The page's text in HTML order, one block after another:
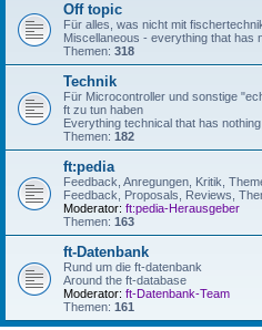
Off topic
Für alles, was nicht mit
Miscellaneous - everything that has
Themen: 318
Technik
Für Microcontroller und sonstige
ft zu tun haben
Everything technical that has
Themen: 182
ft:pedia
Feedback, Anregungen, Kritik,
Feedback, Proposals, Reviews,
Moderator: ft:pedia-Herausgeber
Themen: 163
ft-Datenbank
Rund um die ft-datenbank
Around the ft-database
Moderator: ft-Datenbank-Team
Themen: 161